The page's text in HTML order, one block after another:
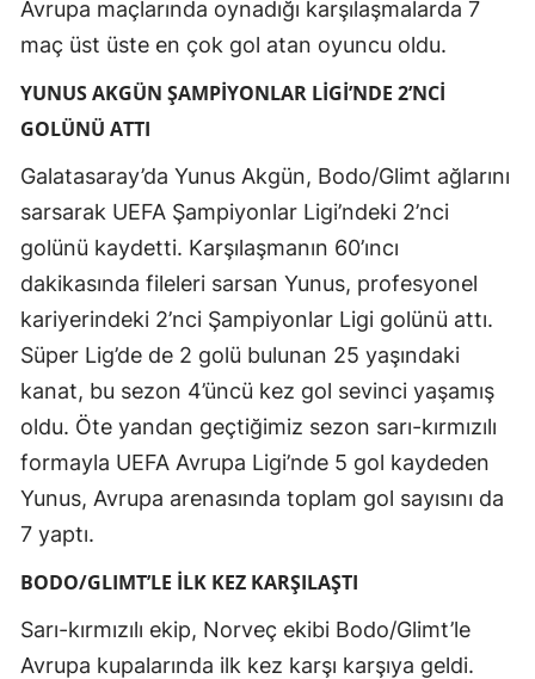
Karaman
Kırıkkale
Şırnak
Bartın
Ardahan
Iğdır
Yalova
Karabük
Kilis
Avrupa maçlarında oynadığı karşılaşmalarda 7
maç üst üste en çok gol atan oyuncu oldu.
YUNUS AKGÜN ŞAMPİYONLAR LİGİ’NDE 2’NCİ
GOLÜNÜ ATTI
Galatasaray’da Yunus Akgün, Bodo/Glimt ağlarını
sarsarak UEFA Şampiyonlar Ligi’ndeki 2’nci
golünü kaydetti. Karşılaşmanın 60’ıncı
dakikasında fileleri sarsan Yunus, profesyonel
kariyerindeki 2’nci Şampiyonlar Ligi golünü attı.
Süper Lig’de de 2 golü bulunan 25 yaşındaki
kanat, bu sezon 4’üncü kez gol sevinci yaşamış
oldu. Öte yandan geçtiğimiz sezon sarı-kırmızılı
formayla UEFA Avrupa Ligi’nde 5 gol kaydeden
Yunus, Avrupa arenasında toplam gol sayısını da
7 yaptı.
BODO/GLIMT’LE İLK KEZ KARŞILAŞTI
Sarı-kırmızılı ekip, Norveç ekibi Bodo/Glimt’le
Avrupa kupalarında ilk kez karşı karşıya geldi.